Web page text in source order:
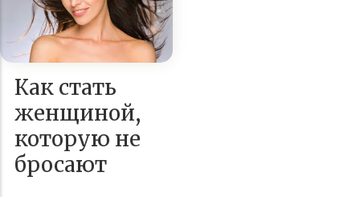
Как стать
женщиной,
которую не
бросают